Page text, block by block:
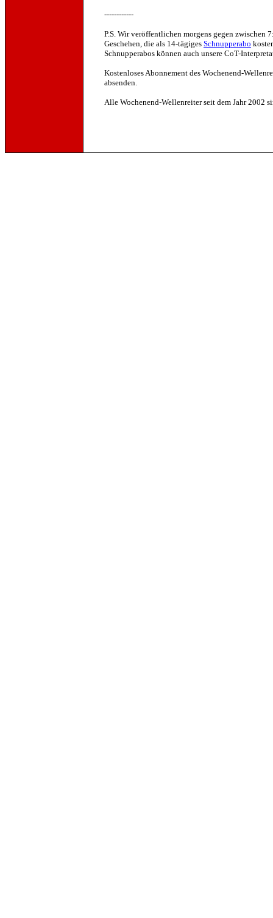
------------
P.S. Wir veröffentlichen morgens gegen
Geschehen, die als 14-tägiges Schnupperabo
Schnupperabos können auch unsere CoT-
KostenlosesAbonnement des Wochenend-
absenden.
Alle Wochenend-Wellenreiter seit dem Jahr 2002